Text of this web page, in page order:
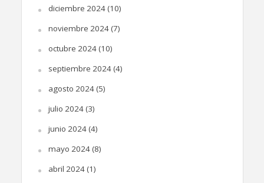
diciembre 2024(10)
noviembre 2024(7)
octubre 2024(10)
septiembre 2024(4)
agosto 2024(5)
julio 2024(3)
junio 2024(4)
mayo 2024(8)
abril 2024(1)